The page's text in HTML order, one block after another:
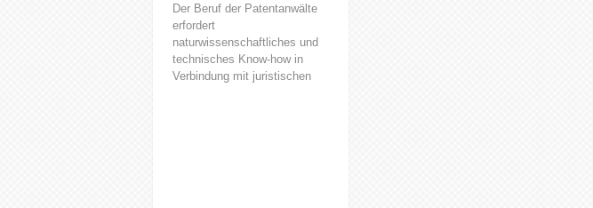
Der Beruf der Patentanwälte
erfordert
naturwissenschaftliches und
technisches Know-how in
Verbindung mit juristischen